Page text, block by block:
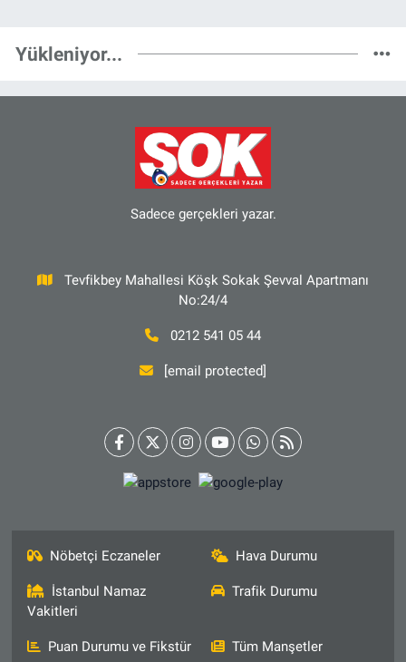
Yükleniyor...
Sadece gerçekleri yazar.
Tevfikbey Mahallesi Köşk Sokak Şevval Apartmanı
No:24/4
0212 541 05 44
[email protected]
Nöbetçi Eczaneler Hava Durumu
İstanbul Namaz
Vakitleri
Trafik Durumu
Puan Durumu ve Fikstür Tüm Manşetler